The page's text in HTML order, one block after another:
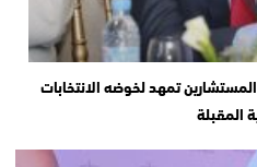
تمهد لخوضه الانتخابات
المقبلة